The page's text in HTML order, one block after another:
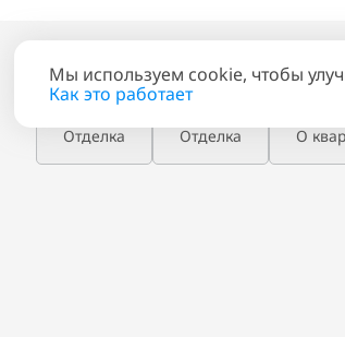
Планировка План этажа
Отделка Отделка О
Мы используем cookie, чтобы
Как это работает